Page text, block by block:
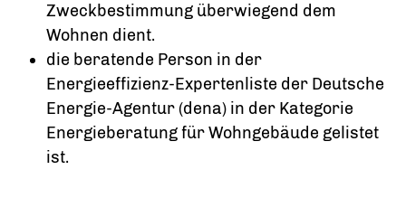
Zweckbestimmung überwiegend dem
Wohnen dient.
die beratende Person in der
Energieeffizienz-Expertenliste der Deutsche
Energie-Agentur (dena) in der Kategorie
Energieberatung für Wohngebäude gelistet
ist.